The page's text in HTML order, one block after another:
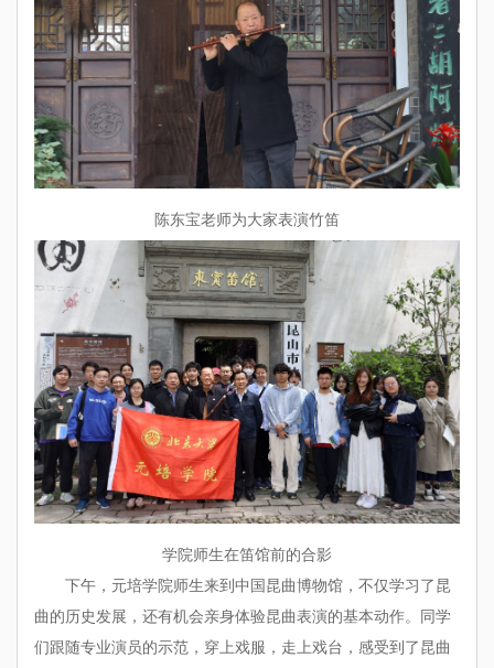
陈东宝老师为大家表演竹笛
学院师生在笛馆前的合影
下午，元培学院师生来到中国昆曲博物馆，不仅学习了昆
曲的历史发展，还有机会亲身体验昆曲表演的基本动作。同学
们跟随专业演员的示范，穿上戏服，走上戏台，感受到了昆曲